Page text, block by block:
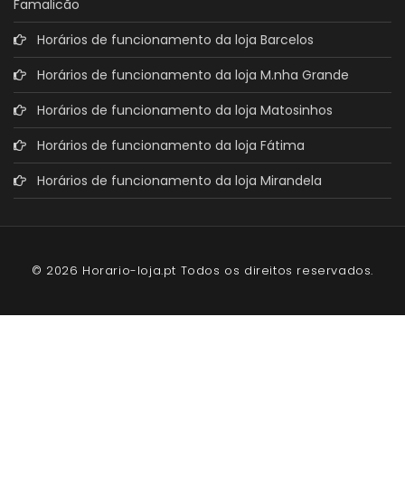
Famalicão
Horários de funcionamento da loja Barcelos
Horários de funcionamento da loja M.nha Grande
Horários de funcionamento da loja Matosinhos
Horários de funcionamento da loja Fátima
Horários de funcionamento da loja Mirandela
© 2026 Horario-loja.pt Todos os direitos reservados.